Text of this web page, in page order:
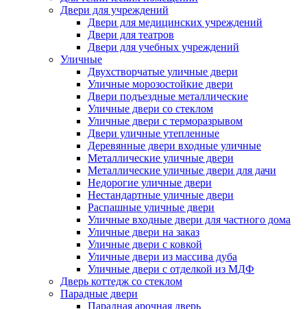
Двери для учреждений
Двери для медицинских учреждений
Двери для театров
Двери для учебных учреждений
Уличные
Двухстворчатые уличные двери
Уличные морозостойкие двери
Двери подъездные металлические
Уличные двери со стеклом
Уличные двери с терморазрывом
Двери уличные утепленные
Деревянные двери входные уличные
Металлические уличные двери
Металлические уличные двери для дачи
Недорогие уличные двери
Нестандартные уличные двери
Распашные уличные двери
Уличные входные двери для частного дома
Уличные двери на заказ
Уличные двери с ковкой
Уличные двери из массива дуба
Уличные двери с отделкой из МДФ
Дверь коттедж со стеклом
Парадные двери
Парадная арочная дверь